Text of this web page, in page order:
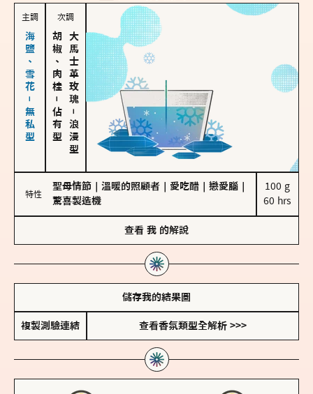
主調
海鹽、雪花－無私型
次調
胡椒、肉桂
－
佔有型
大馬士革玫瑰
－
浪漫型
特性
聖母情節 溫暖的照顧者 愛吃醋 戀愛腦
驚喜製造機
100 g
60 hrs
查看 我 的解說
儲存我的結果圖
複製測驗連結 查看香氛類型全解析 >>>